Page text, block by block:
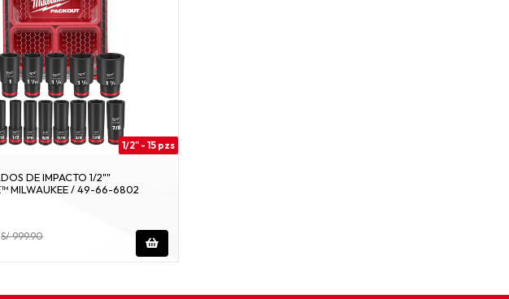
1/2" - 15 pzs
DE IMPACTO 1/2""
MILWAUKEE / 49-66-6802
S/ 999.90